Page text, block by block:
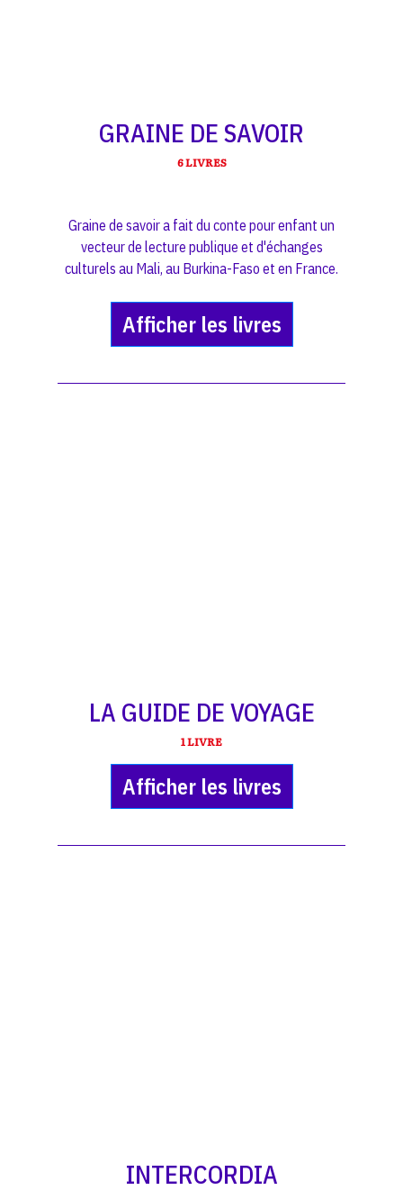
GRAINE DE SAVOIR
6 LIVRES
Graine de savoir a fait du conte pour enfant un
vecteur de lecture publique et d'échanges
culturels au Mali, au Burkina-Faso et en France.
Afficher les livres
LA GUIDE DE VOYAGE
1 LIVRE
Afficher les livres
INTERCORDIA